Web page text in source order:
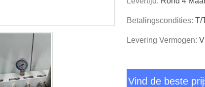
Betalingscondities: T/
Levering Vermogen:
Vind de beste